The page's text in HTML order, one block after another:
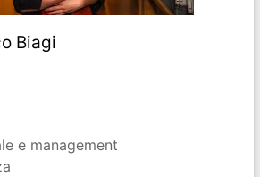
Biagi
e management